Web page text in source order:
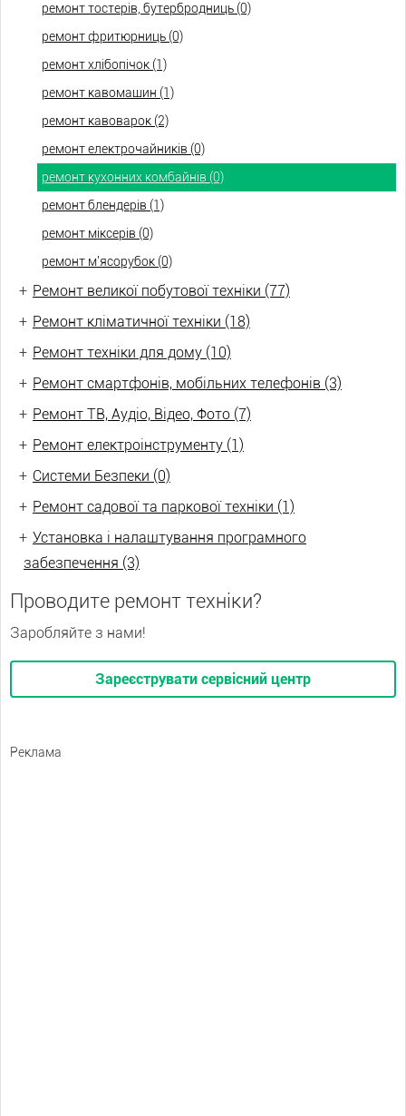
ремонт тостерів, бутербродниць (0)
ремонт фритюрниць (0)
ремонт хлібопічок (1)
ремонт кавомашин (1)
ремонт кавоварок (2)
ремонт електрочайників (0)
ремонт кухонних комбайнів (0)
ремонт блендерів (1)
ремонт міксерів (0)
ремонт м'ясорубок (0)
+ Ремонт великої побутової техніки (77)
+ Ремонт кліматичної техніки (18)
+ Ремонт техніки для дому (10)
+ Ремонт смартфонів, мобільних телефонів (3)
+ Ремонт ТВ, Аудіо, Відео, Фото (7)
+ Ремонт електроінструменту (1)
+ Системи Безпеки (0)
+ Ремонт садової та паркової техніки (1)
+ Установка і налаштування програмного
забезпечення (3)
Проводите ремонт техніки?
Заробляйте з нами!
Зареєструвати сервісний центр
Реклама